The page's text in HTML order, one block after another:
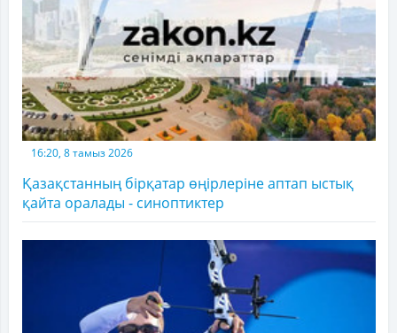
16:20, 8 тамыз 2026
Қазақстанның бірқатар өңірлеріне аптап ыстық
қайта оралады - синоптиктер